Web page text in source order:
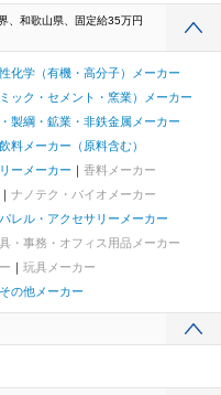
、和歌山県、固定給35万円
化学（有機・高分子）メーカー
ック・セメント・窯業）メーカー
製綱・鉱業・非鉄金属メーカー
料メーカー（原料含む）
ーメーカー
香料メーカー
ナノテク・バイオメーカー
レル・アクセサリーメーカー
・事務・オフィス用品メーカー
玩具メーカー
その他メーカー